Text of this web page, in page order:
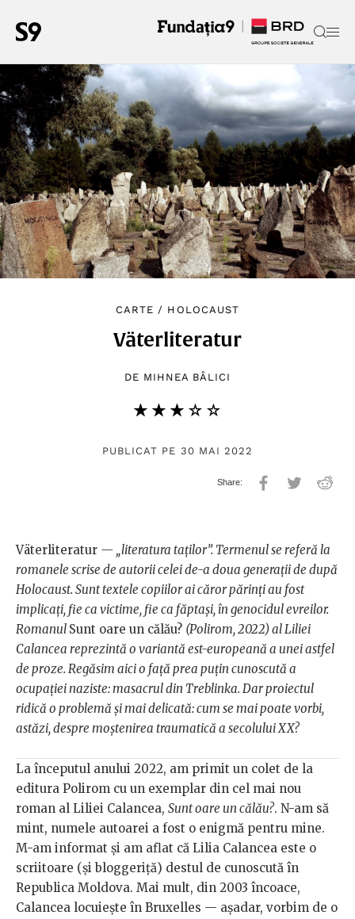
CARTE / HOLOCAUST
Väterliteratur
DE MIHNEA BÂLICI
★★★★★
☆☆☆☆☆
PUBLICAT PE 30 MAI 2022
Väterliteratur — „literatura taților”. Termenul se referă la
romanele scrise de autorii celei de-a doua generații de după
Holocaust. Sunt textele copiilor ai căror părinți au fost
implicați, fie ca victime, fie ca făptași, în genocidul evreilor.
Romanul Sunt oare un călău? (Polirom, 2022) al Liliei
Calancea reprezintă o variantă est-europeană a unei astfel
de proze. Regăsim aici o față prea puțin cunoscută a
ocupației naziste: masacrul din Treblinka. Dar proiectul
ridică o problemă și mai delicată: cum se mai poate vorbi,
astăzi, despre moștenirea traumatică a secolului XX?
La începutul anului 2022, am primit un colet de la
editura Polirom cu un exemplar din cel mai nou
roman al Liliei Calancea, Sunt oare un călău?. N-am să
mint, numele autoarei a fost o enigmă pentru mine.
M-am informat și am aflat că Lilia Calancea este o
scriitoare (și bloggeriță) destul de cunoscută în
Republica Moldova. Mai mult, din 2003 încoace,
Calancea locuiește în Bruxelles — așadar, vorbim de o